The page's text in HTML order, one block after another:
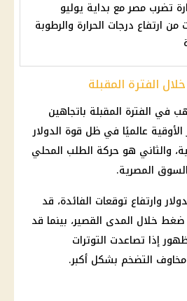
تضرب مصر مع بداية يوليو
من ارتفاع درجات الحرارة والرطوبة
الفترة المقبلة
في الفترة المقبلة باتجاهين
عالميًا في ظل قوة الدولار
والثاني هو حركة الطلب المحلي
المصرية.
وارتفاع توقعات الفائدة، قد
خلال المدى القصير، بينما قد
إذا تصاعدت التوترات
التضخم بشكل أكبر.